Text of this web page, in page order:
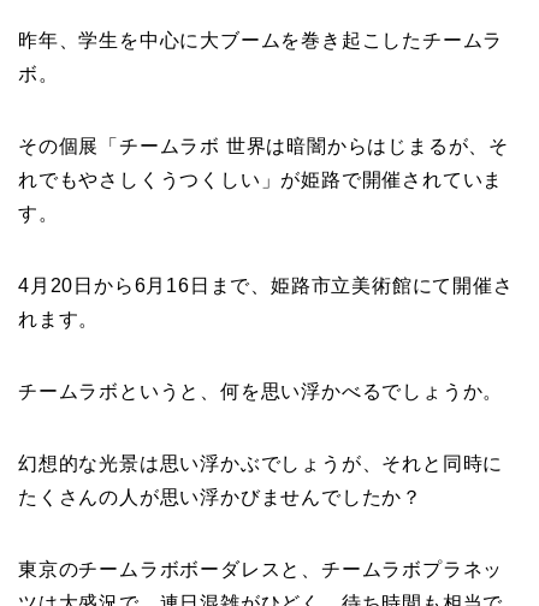
昨年、学生を中心に大ブームを巻き起こしたチームラ
ボ。
その個展「チームラボ 世界は暗闇からはじまるが、そ
れでもやさしくうつくしい」が姫路で開催されていま
す。
4月20日から6月16日まで、姫路市立美術館にて開催さ
れます。
チームラボというと、何を思い浮かべるでしょうか。
幻想的な光景は思い浮かぶでしょうが、それと同時に
たくさんの人が思い浮かびませんでしたか？
東京のチームラボボーダレスと、チームラボプラネッ